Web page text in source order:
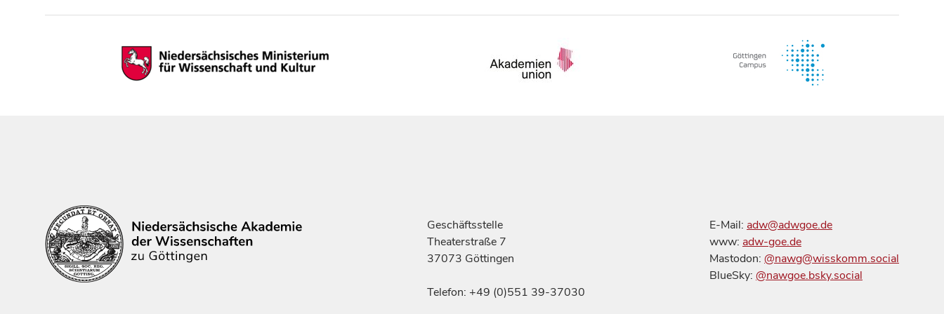
Geschäftsstelle
Theaterstraße 7
37073 Göttingen
Telefon: +49 (0)551 39-37030
E-Mail: adw@adwgoe.de
www: adw-goe.de
Mastodon: @nawg@wisskomm.social
BlueSky: @nawgoe.bsky.social